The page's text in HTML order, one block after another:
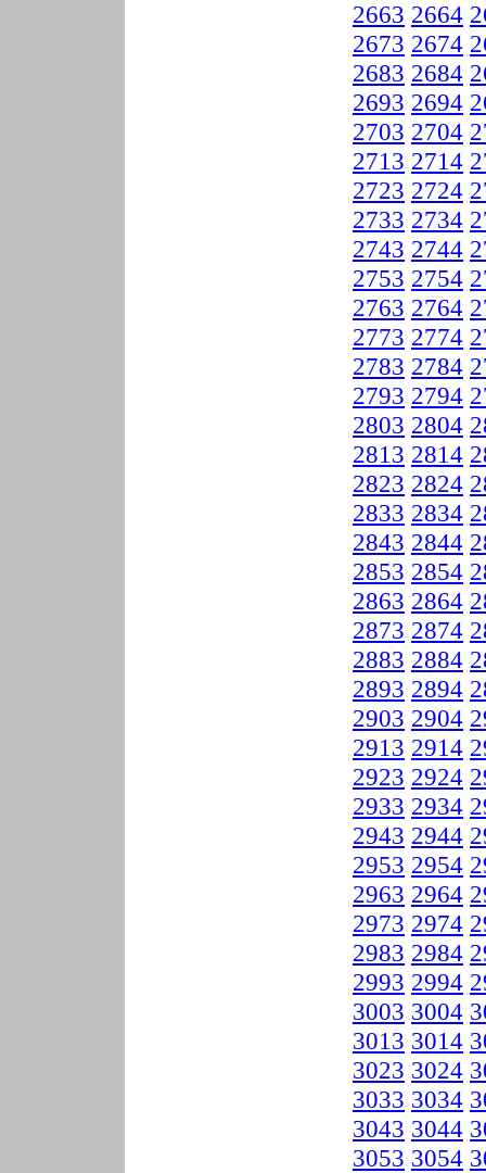
2663 2664
2673 2674
2683 2684
2693 2694
2703 2704
2713 2714
2723 2724
2733 2734
2743 2744
2753 2754
2763 2764
2773 2774
2783 2784
2793 2794
2803 2804
2813 2814
2823 2824
2833 2834
2843 2844
2853 2854
2863 2864
2873 2874
2883 2884
2893 2894
2903 2904
2913 2914
2923 2924
2933 2934
2943 2944
2953 2954
2963 2964
2973 2974
2983 2984
2993 2994
3003 3004
3013 3014
3023 3024
3033 3034
3043 3044
3053 3054